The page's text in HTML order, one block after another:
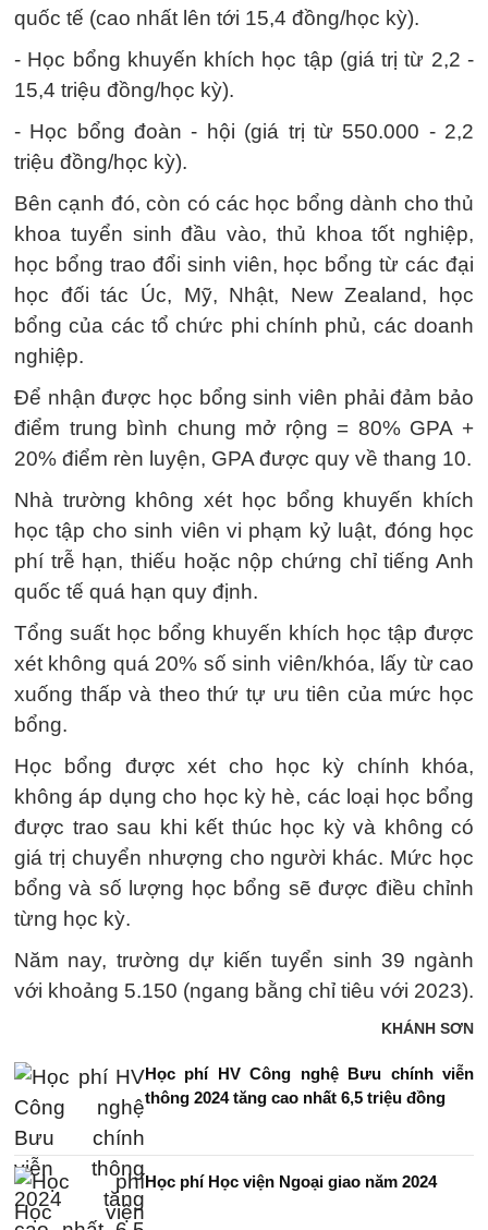
quốc tế (cao nhất lên tới 15,4 đồng/học kỳ).
- Học bổng khuyến khích học tập (giá trị từ 2,2 -
15,4 triệu đồng/học kỳ).
- Học bổng đoàn - hội (giá trị từ 550.000 - 2,2
triệu đồng/học kỳ).
Bên cạnh đó, còn có các học bổng dành cho thủ
khoa tuyển sinh đầu vào, thủ khoa tốt nghiệp,
học bổng trao đổi sinh viên, học bổng từ các đại
học đối tác Úc, Mỹ, Nhật, New Zealand, học
bổng của các tổ chức phi chính phủ, các doanh
nghiệp.
Để nhận được học bổng sinh viên phải đảm bảo
điểm trung bình chung mở rộng = 80% GPA +
20% điểm rèn luyện, GPA được quy về thang 10.
Nhà trường không xét học bổng khuyến khích
học tập cho sinh viên vi phạm kỷ luật, đóng học
phí trễ hạn, thiếu hoặc nộp chứng chỉ tiếng Anh
quốc tế quá hạn quy định.
Tổng suất học bổng khuyến khích học tập được
xét không quá 20% số sinh viên/khóa, lấy từ cao
xuống thấp và theo thứ tự ưu tiên của mức học
bổng.
Học bổng được xét cho học kỳ chính khóa,
không áp dụng cho học kỳ hè, các loại học bổng
được trao sau khi kết thúc học kỳ và không có
giá trị chuyển nhượng cho người khác. Mức học
bổng và số lượng học bổng sẽ được điều chỉnh
từng học kỳ.
Năm nay, trường dự kiến tuyển sinh 39 ngành
với khoảng 5.150 (ngang bằng chỉ tiêu với 2023).
KHÁNH SƠN
Học phí HV Công nghệ Bưu chính viễn
thông 2024 tăng cao nhất 6,5 triệu đồng
Học phí Học viện Ngoại giao năm 2024